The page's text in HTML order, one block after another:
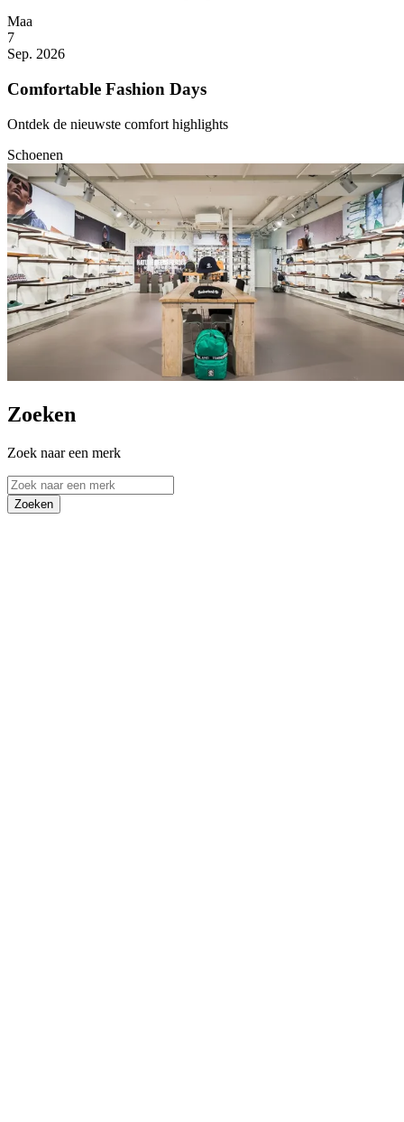
Maa
7
Sep. 2026
Comfortable Fashion Days
Ontdek de nieuwste comfort highlights
Schoenen
Zoeken
Zoek naar een merk
Zoeken